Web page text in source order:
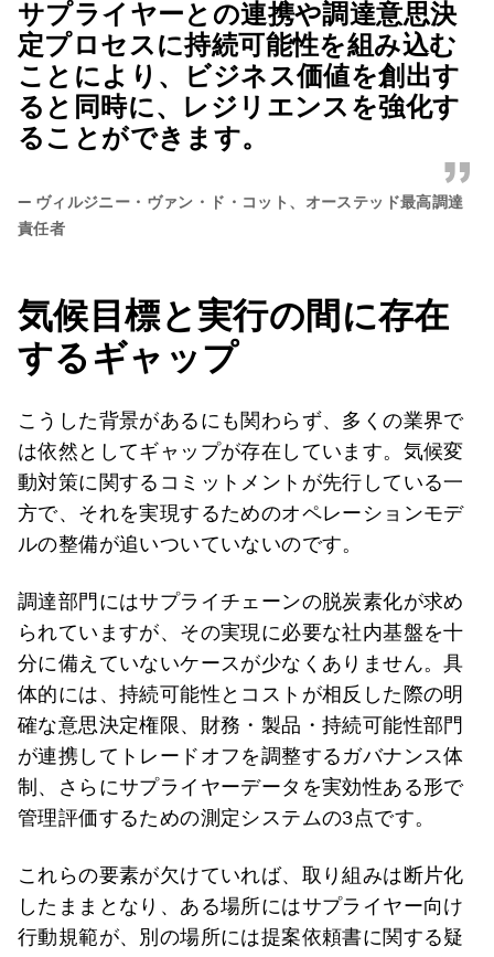
サプライヤーとの連携や調達意思決
定プロセスに持続可能性を組み込む
ことにより、ビジネス価値を創出す
ると同時に、レジリエンスを強化す
ることができます。
”
— ヴィルジニー・ヴァン・ド・コット、オーステッド最高調達
責任者
気候目標と実行の間に存在
するギャップ
こうした背景があるにも関わらず、多くの業界で
は依然としてギャップが存在しています。気候変
動対策に関するコミットメントが先行している一
方で、それを実現するためのオペレーションモデ
ルの整備が追いついていないのです。
調達部門にはサプライチェーンの脱炭素化が求め
られていますが、その実現に必要な社内基盤を十
分に備えていないケースが少なくありません。具
体的には、持続可能性とコストが相反した際の明
確な意思決定権限、財務・製品・持続可能性部門
が連携してトレードオフを調整するガバナンス体
制、さらにサプライヤーデータを実効性ある形で
管理評価するための測定システムの3点です。
これらの要素が欠けていれば、取り組みは断片化
したままとなり、ある場所にはサプライヤー向け
行動規範が、別の場所には提案依頼書に関する疑